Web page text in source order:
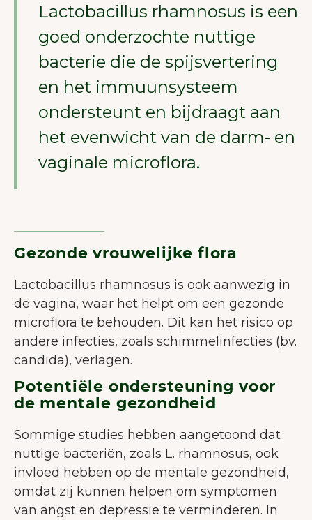
Lactobacillus rhamnosus is een
goed onderzochte nuttige
bacterie die de spijsvertering
en het immuunsysteem
ondersteunt en bijdraagt aan
het evenwicht van de darm- en
vaginale microflora.
Gezonde vrouwelijke flora
Lactobacillus rhamnosus is ook aanwezig in
de vagina, waar het helpt om een gezonde
microflora te behouden. Dit kan het risico op
andere infecties, zoals schimmelinfecties (bv.
candida), verlagen.
Potentiële ondersteuning voor
de mentale gezondheid
Sommige studies hebben aangetoond dat
nuttige bacteriën, zoals L. rhamnosus, ook
invloed hebben op de mentale gezondheid,
omdat zij kunnen helpen om symptomen
van angst en depressie te verminderen. In